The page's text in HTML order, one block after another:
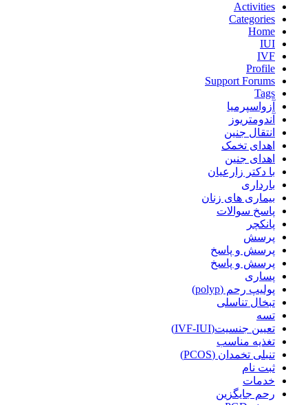
Activities
Categories
Home
IUI
IVF
Profile
Support Forums
Tags
آزواسپرمیا
آندومتریوز
انتقال جنین
اهدای تخمک
اهدای جنین
با دکتر زارعیان
بارداری
بیماری های زنان
پاسخ سوالات
پانکچر
پرسش
پرسش و پاسخ
پرسش و پاسخ
پساری
پولیپ رحم (polyp)
تبخال تناسلی
تسه
تعیین جنسیت(IVF-IUI)
تغذیه مناسب
تنبلی تخمدان (PCOS)
ثبت نام
خدمات
رحم جایگزین